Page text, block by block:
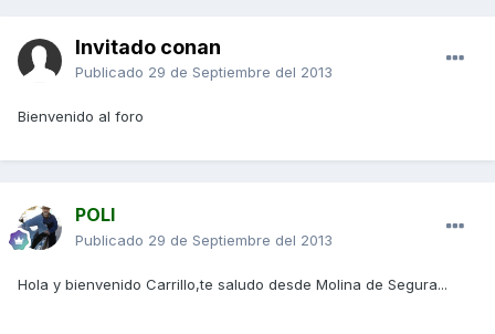
Invitado conan
Publicado 29 de Septiembre del 2013
Bienvenido al foro
POLI
Publicado 29 de Septiembre del 2013
Hola y bienvenido Carrillo,te saludo desde Molina de Segura...